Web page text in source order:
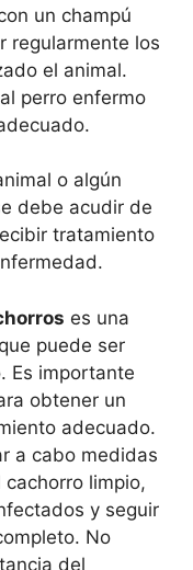
un champú
regularmente los
el animal.
perro enfermo
o algún
debe acudir de
tratamiento
es una
puede ser
Es importante
obtener un
adecuado.
a cabo medidas
limpio,
y seguir
No
del